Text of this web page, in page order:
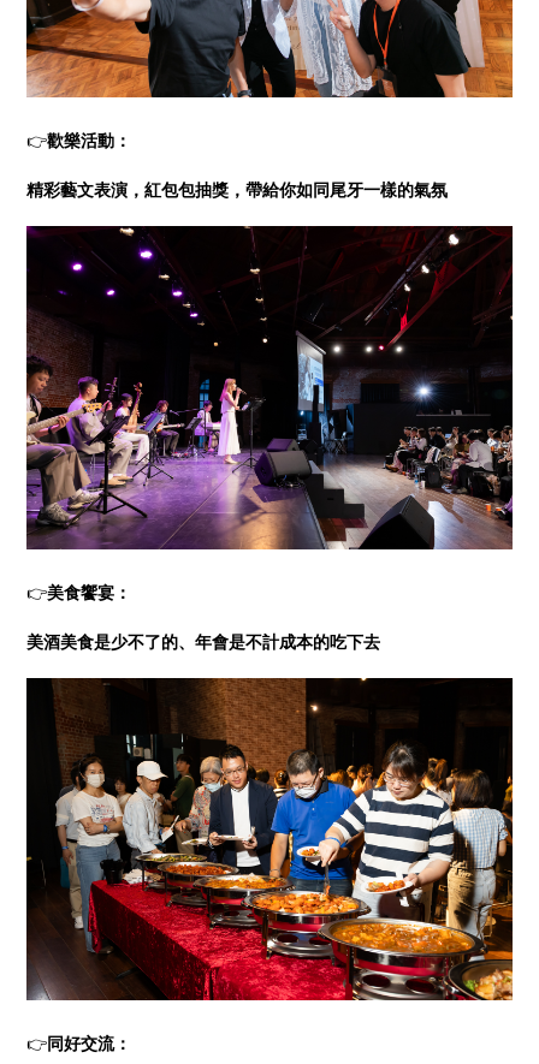
👉歡樂活動：
精彩藝文表演，紅包包抽獎，帶給你如同尾牙一樣的氣氛
👉美食饗宴：
美酒美食是少不了的、年會是不計成本的吃下去
👉同好交流：